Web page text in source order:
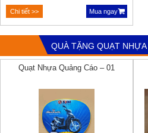
Chi tiết >> Mua ngay
QUÀ TẶNG QUẠT NHỰA
Quạt Nhựa Quảng Cáo – 01